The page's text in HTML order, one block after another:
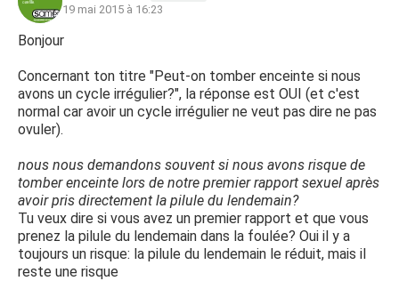
19 mai 2015 à 16:23
Bonjour
Concernant ton titre "Peut-on tomber enceinte si nous
avons un cycle irrégulier?", la réponse est OUI (et c'est
normal car avoir un cycle irrégulier ne veut pas dire ne pas
ovuler).
nous nous demandons souvent si nous avons risque de
tomber enceinte lors de notre premier rapport sexuel après
avoir pris directement la pilule du lendemain?
Tu veux dire si vous avez un premier rapport et que vous
prenez la pilule du lendemain dans la foulée? Oui il y a
toujours un risque: la pilule du lendemain le réduit, mais il
reste une risque